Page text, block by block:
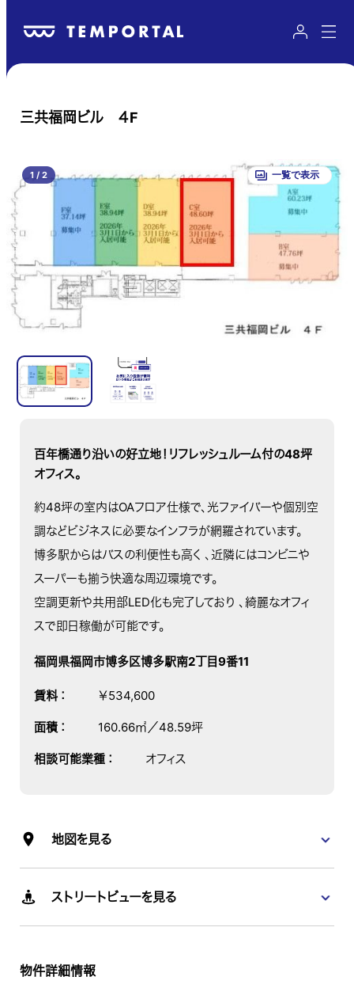
三共福岡ビル ４F
1 / 2 一覧で表示
百年橋通り沿いの好立地！リフレッシュルーム付の48坪
オフィス。
約48坪の室内はOAフロア仕様で、光ファイバーや個別空
調などビジネスに必要なインフラが網羅されています。
博多駅からはバスの利便性も高く 、近隣にはコンビニや
スーパーも揃う快適な周辺環境です。
空調更新や共用部LED化も完了しており 、綺麗なオフィ
スで即日稼働が可能です。
福岡県福岡市博多区博多駅南2丁目9番11
賃料： ￥534,600
面積： 160.66㎡／48.59坪
相談可能業種： オフィス
地図を見る
ストリートビューを見る
物件詳細情報